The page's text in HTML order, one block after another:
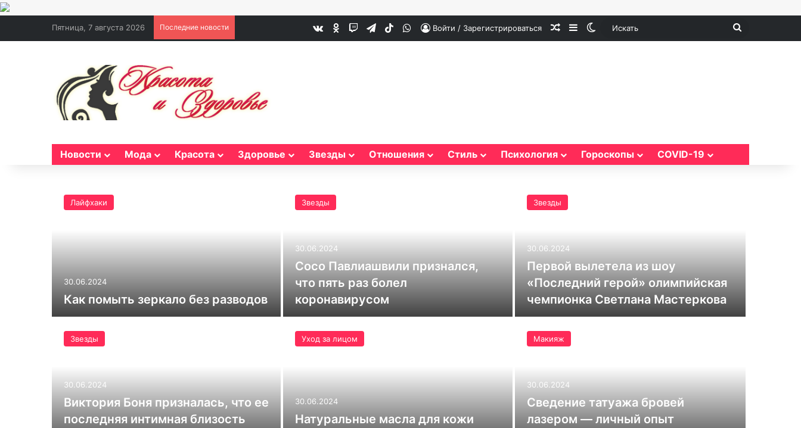
Пятница, 7 августа 2026 Последние новости vk.comОдноклассники
TwitchTelegramTikTokWhatsApp
Войти / Зарегистрироваться Случайная статья
SidebarSwitch skin Искать
Новости Мода Красота Здоровье Звезды Отношения Стиль Психология Гороскопы COVID-19
Лайфхаки
30.06.2024
Как помыть зеркало без разводов
Звезды
30.06.2024
Сосо Павлиашвили признался,
что пять раз болел
коронавирусом
Звезды
30.06.2024
Первой вылетела из шоу
«Последний герой» олимпийская
чемпионка Светлана Мастеркова
Звезды
30.06.2024
Виктория Боня призналась, что ее
последняя интимная близость
Уход за лицом
30.06.2024
Натуральные масла для кожи
Макияж
30.06.2024
Сведение татуажа бровей
лазером — личный опыт